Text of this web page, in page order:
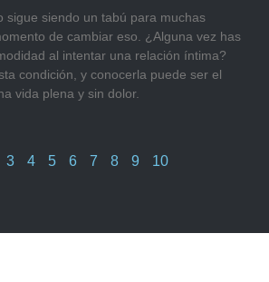
sigue siendo un tabú para muchas
de cambiar eso. ¿Alguna vez has
al intentar una relación íntima?
condición, y conocerla puede ser el
vida plena y sin dolor.
3 4 5 6 7 8 9 10